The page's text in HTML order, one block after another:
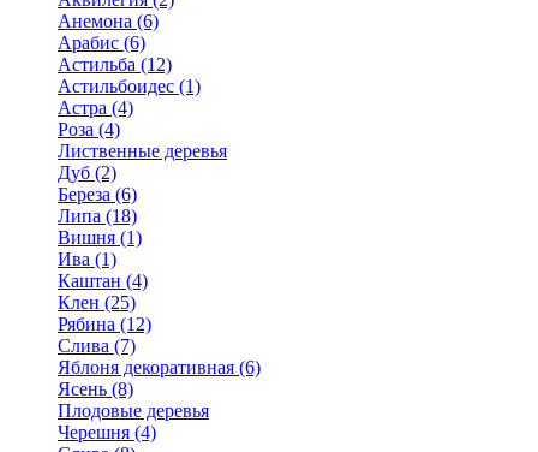
Анемона (6)
Арабис (6)
Астильба (12)
Астильбоидес (1)
Астра (4)
Роза (4)
Лиственные деревья
Дуб (2)
Береза (6)
Липа (18)
Вишня (1)
Ива (1)
Каштан (4)
Клен (25)
Рябина (12)
Слива (7)
Яблоня декоративная (6)
Ясень (8)
Плодовые деревья
Черешня (4)